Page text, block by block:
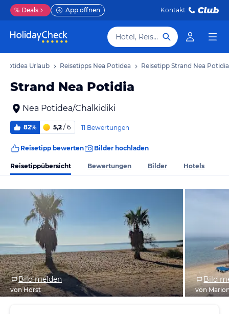
% Deals App öffnen Kontakt
Hotel, Reiseziel
Potidea Urlaub Reisetipps Nea Potidea Reisetipp Strand Nea Potidia
Strand Nea Potidia
Nea Potidea/Chalkidiki
82% 5,2 / 6 11 Bewertungen
Reisetipp bewerten Bilder hochladen
Reisetippübersicht Bewertungen Bilder Hotels
Bild melden
von Horst
Bild
von